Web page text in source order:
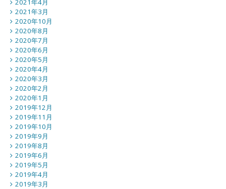
2021年4月
2021年3月
2020年10月
2020年8月
2020年7月
2020年6月
2020年5月
2020年4月
2020年3月
2020年2月
2020年1月
2019年12月
2019年11月
2019年10月
2019年9月
2019年8月
2019年6月
2019年5月
2019年4月
2019年3月